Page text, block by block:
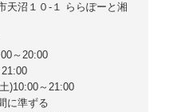
天沼１０-１ ららぽーと湘
～20:00
)10:00～21:00
に準ずる